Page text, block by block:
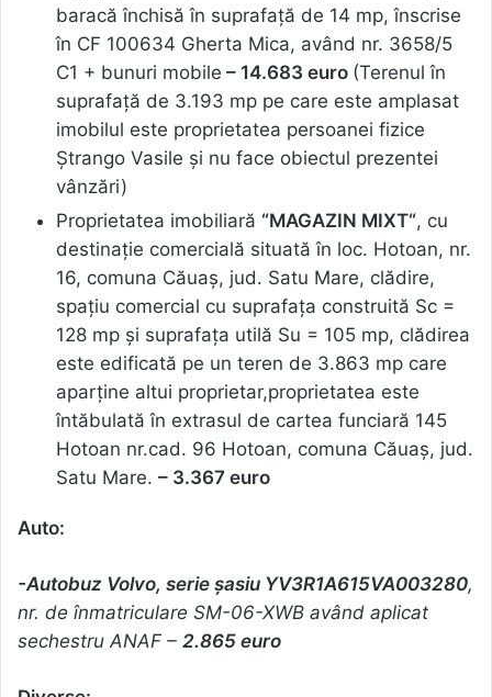
baracă închisă în suprafață de 14 mp, înscrise
în CF 100634 Gherta Mica, având nr. 3658/5
C1 + bunuri mobile – 14.683 euro (Terenul în
suprafață de 3.193 mp pe care este amplasat
imobilul este proprietatea persoanei fizice
Ștrango Vasile și nu face obiectul prezentei
vânzări)
Proprietatea imobiliară “MAGAZIN MIXT“, cu
destinaţie comercială situată în loc. Hotoan, nr.
16, comuna Căuaș, jud. Satu Mare, clădire,
spațiu comercial cu suprafața construită Sc =
128 mp și suprafața utilă Su = 105 mp, clădirea
este edificată pe un teren de 3.863 mp care
aparține altui proprietar,proprietatea este
întăbulată în extrasul de cartea funciară 145
Hotoan nr.cad. 96 Hotoan, comuna Căuaș, jud.
Satu Mare. – 3.367 euro
Auto:
-Autobuz Volvo, serie șasiu YV3R1A615VA003280,
nr. de înmatriculare SM-06-XWB având aplicat
sechestru ANAF – 2.865 euro